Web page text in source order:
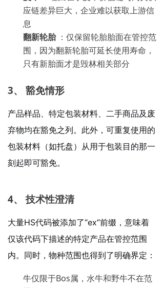
应链差异巨大，企业难以获取上游信
息
翻新轮胎：仅保留轮胎胎面在管控范
围，因为翻新轮胎可延长使用寿命，
只有新胎面才是毁林相关部分
3、 豁免情形
产品样品、特定包装材料、二手商品及废
弃物均在豁免之列。此外，可重复使用的
包装材料（如托盘）从用于包装目的那一
刻起即可豁免。
4、 技术性澄清
大量HS代码被添加了“ex”前缀，意味着
仅该代码下描述的特定产品在管控范围
内。同时，物种范围也得到了明确界定：
牛仅限于Bos属，水牛和野牛不在范